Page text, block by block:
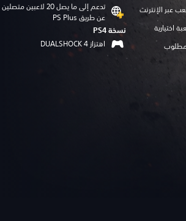
اختيارية
مطلوب
تدعم إلى ما يصل 20 لاعبين متصلين
عن طريق PS Plus‏
نسخة PS4‏
اهتزاز DUALSHOCK 4‏